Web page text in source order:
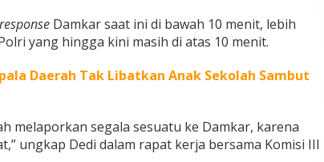
Damkar saat ini di bawah 10 menit, lebih
yang hingga kini masih di atas 10 menit.
Daerah Tak Libatkan Anak Sekolah Sambut
melaporkan segala sesuatu ke Damkar, karena
ungkap Dedi dalam rapat kerja bersama Komisi III